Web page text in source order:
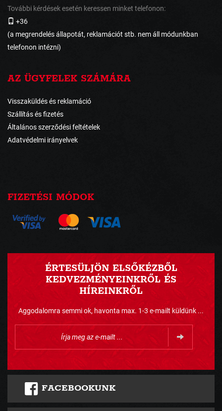
További kérdések esetén keressen minket telefonon:
+36
(a megrendelés állapotát, reklamációt stb. nem áll módunkban
telefonon intézni)
AZ ÜGYFELEK SZÁMÁRA
Visszaküldés és reklamáció
Szállítás és fizetés
Általános szerződési feltételek
Adatvédelmi irányelvek
FIZETÉSI MÓDOK
ÉRTESÜLJÖN ELSŐKÉZBŐL
KEDVEZMÉNYEINKRŐL ÉS
HÍREINKRŐL
Aggodalomra semmi ok, havonta max. 1-3 e-mailt küldünk ...
FACEBOOKUNK